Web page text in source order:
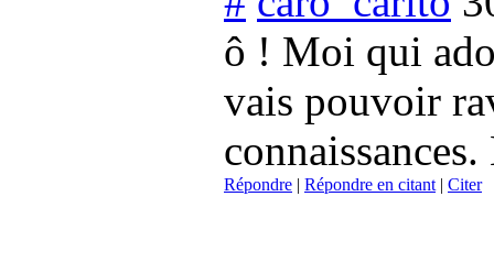
ô ! Moi qui
vais pouvoir
Répondre | Répondre en citant| Citer